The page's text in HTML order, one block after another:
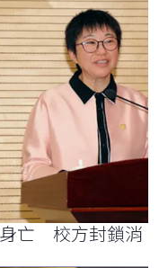
亡 校方封鎖消